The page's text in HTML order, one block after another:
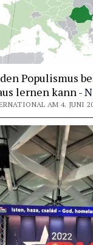
Populismus
lernen kann -
AM 4. JUNI